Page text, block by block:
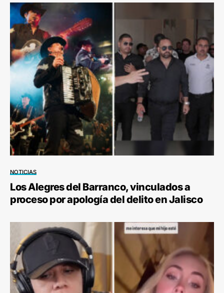
NOTICIAS
Los Alegres del Barranco, vinculados a
proceso por apología del delito en Jalisco